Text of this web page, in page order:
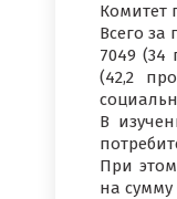
Комитет
Всего
7049 (34
(42,2
В
При
на сумму